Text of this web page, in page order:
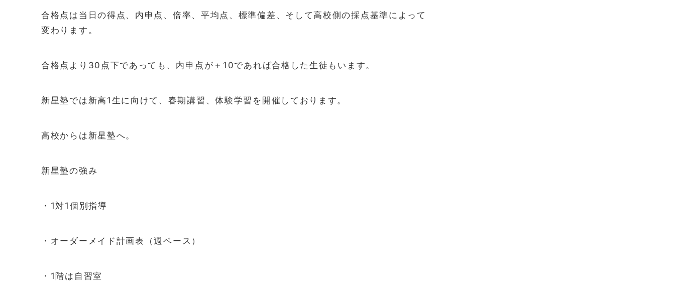
合格点は当日の得点、内申点、倍率、平均点、標準偏差、そして高校側の採点基準によって
変わります。
合格点より30点下であっても、内申点が＋10であれば合格した生徒もいます。
新星塾では新高1生に向けて、春期講習、体験学習を開催しております。
高校からは新星塾へ。
新星塾の強み
・1対1個別指導
・オーダーメイド計画表（週ベース）
・1階は自習室